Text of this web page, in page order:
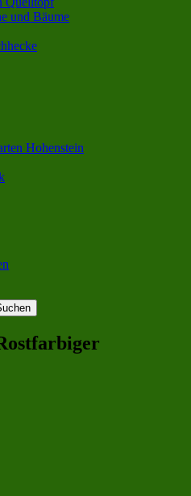
und Bäume
Hohenstein